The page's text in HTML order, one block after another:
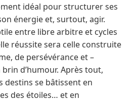
idéal pour structurer ses
énergie et, surtout, agir.
entre libre arbitre et cycles
réussite sera celle construite
de persévérance et –
brin d’humour. Après tout,
destins se bâtissent en
des étoiles… et en